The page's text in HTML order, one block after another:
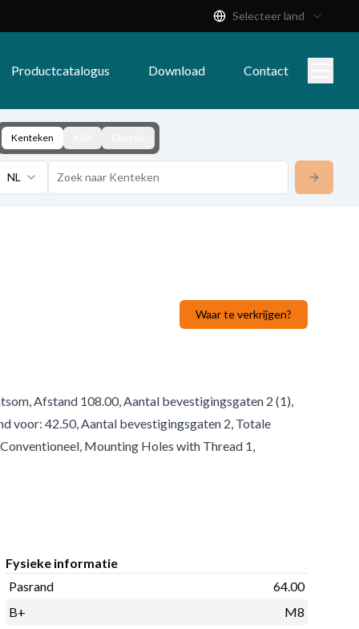
Selecteer land
Productcatalogus Download Contact
Kenteken
NL
Waar te verkrijgen?
Afstand 108.00, Aantal bevestigingsgaten 2 (1),
voor: 42.50, Aantal bevestigingsgaten 2, Totale
Mounting Holes with Thread 1,
Fysieke informatie
Pasrand
64.00
B+
M8